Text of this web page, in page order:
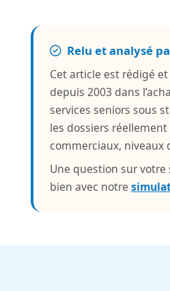
Relu et analysé
Cet article est rédigé et
depuis 2003 dans
services seniors sous
les dossiers
commerciaux, niveaux
Une question sur votre
bien avec notre